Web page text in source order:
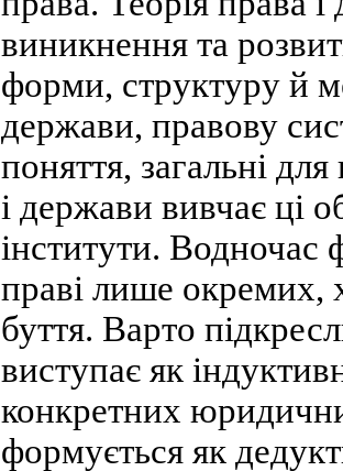
виникнення та
форми, структуру й
держави, правову
поняття, загальні
і держави вивчає ці
інститути. Водночас
праві лише окремих,
буття. Варто
виступає як
конкретних
формується як